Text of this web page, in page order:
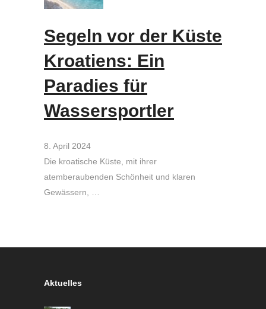
Segeln vor der Küste
Kroatiens: Ein
Paradies für
Wassersportler
8. April 2024
Die kroatische Küste, mit ihrer
atemberaubenden Schönheit und klaren
Gewässern, …
Aktuelles